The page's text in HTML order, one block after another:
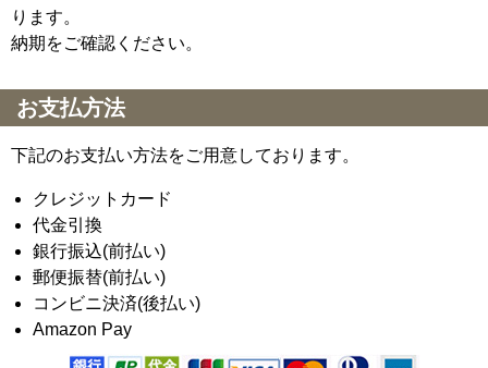
ります。
納期をご確認ください。
お支払方法
下記のお支払い方法をご用意しております。
クレジットカード
代金引換
銀行振込(前払い)
郵便振替(前払い)
コンビニ決済(後払い)
Amazon Pay